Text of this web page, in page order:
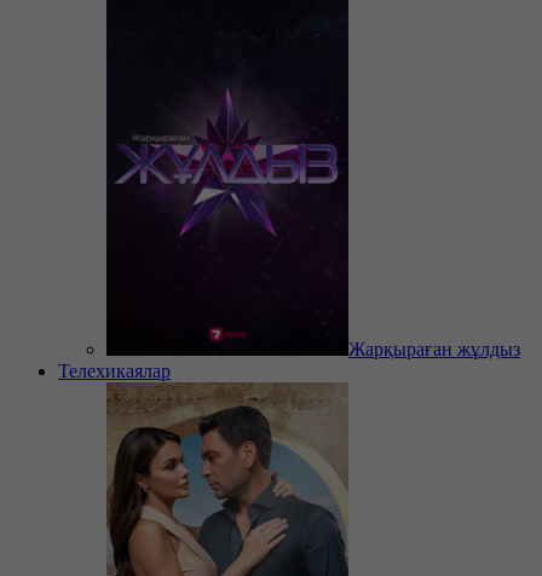
Жарқыраған жұлдыз
Телехикаялар